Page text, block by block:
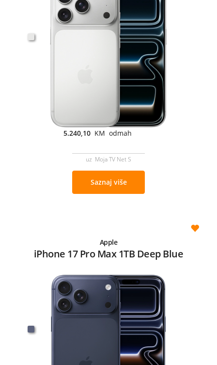
5.240,10 KM odmah
uz Moja TV Net S
Saznaj više
Apple
iPhone 17 Pro Max 1TB Deep Blue